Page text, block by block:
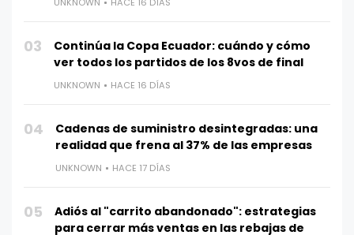
03
Continúa la Copa Ecuador: cuándo y cómo
ver todos los partidos de los 8vos de final
UNKNOWN HACE 16 DÍAS
04
Cadenas de suministro desintegradas: una
realidad que frena al 37% de las empresas
UNKNOWN HACE 17 DÍAS
05
Adiós al "carrito abandonado": estrategias
para cerrar más ventas en las rebajas de